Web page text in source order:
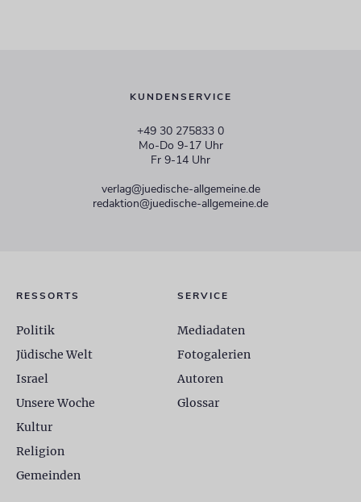
KUNDENSERVICE
+49 30 275833 0
Mo-Do 9-17 Uhr
Fr 9-14 Uhr
verlag@juedische-allgemeine.de
redaktion@juedische-allgemeine.de
RESSORTS
Politik
Jüdische Welt
Israel
Unsere Woche
Kultur
Religion
Gemeinden
SERVICE
Mediadaten
Fotogalerien
Autoren
Glossar